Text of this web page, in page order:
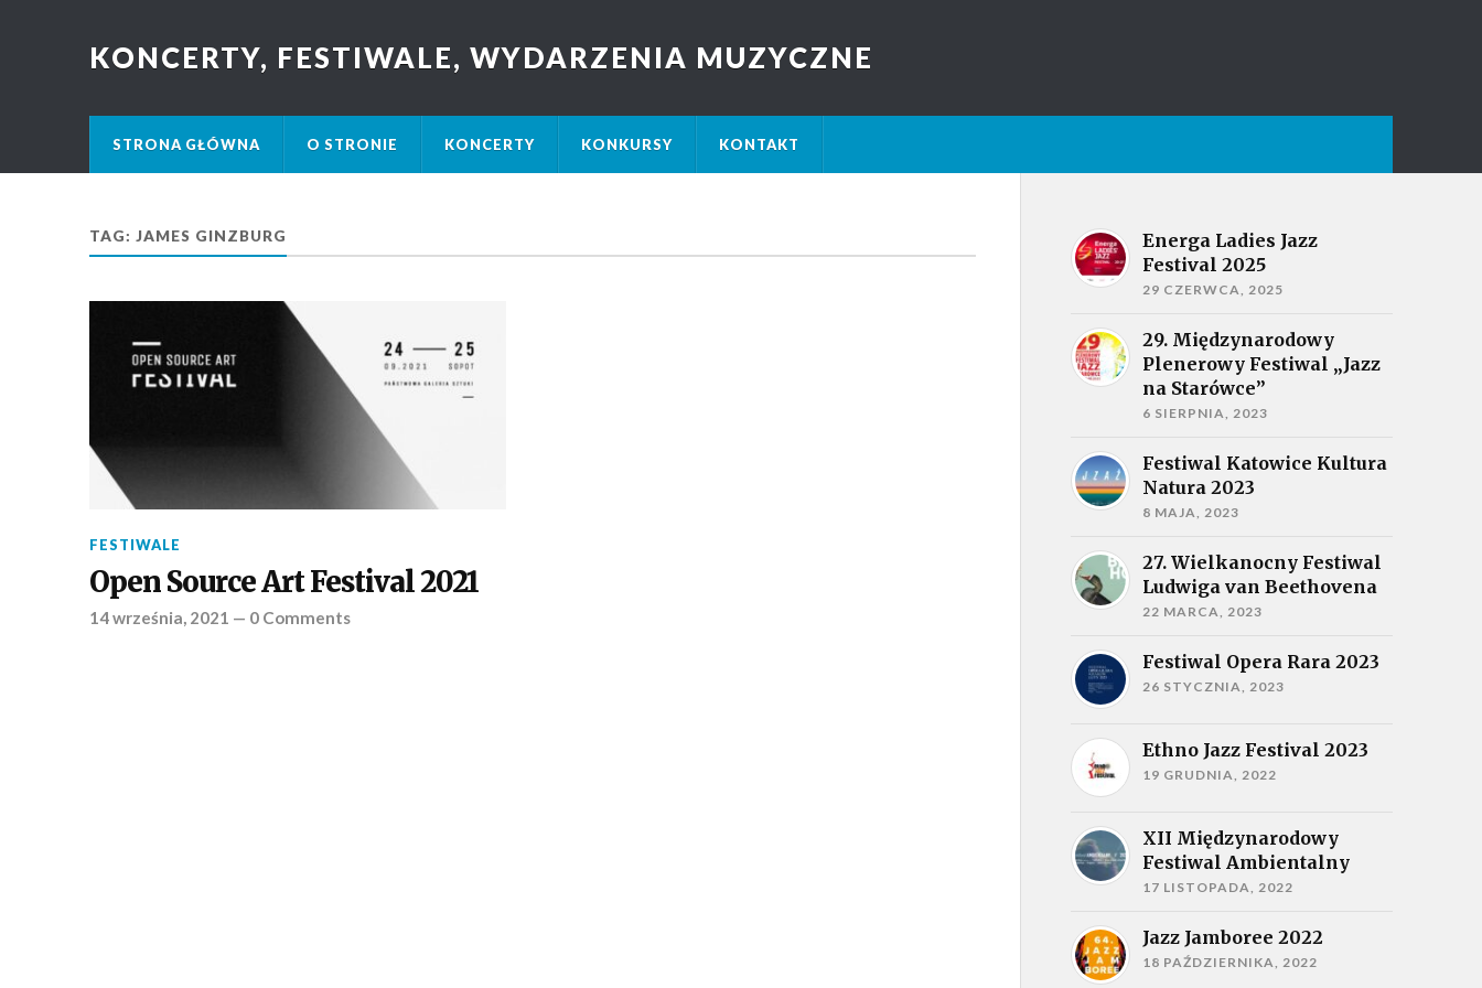
KONCERTY, FESTIWALE, WYDARZENIA MUZYCZNE
STRONA GŁÓWNA O STRONIE KONCERTY KONKURSY KONTAKT
TAG: JAMES GINZBURG
FESTIWALE
Open Source Art Festival 2021
14 września, 2021 — 0 Comments
Energa Ladies Jazz
Festival 2025
29 CZERWCA, 2025
29. Międzynarodowy
Plenerowy Festiwal „Jazz
na Starówce”
6 SIERPNIA, 2023
Festiwal Katowice Kultura
Natura 2023
8 MAJA, 2023
27. Wielkanocny Festiwal
Ludwiga van Beethovena
22 MARCA, 2023
Festiwal Opera Rara 2023
26 STYCZNIA, 2023
Ethno Jazz Festival 2023
19 GRUDNIA, 2022
XII Międzynarodowy
Festiwal Ambientalny
17 LISTOPADA, 2022
Jazz Jamboree 2022
18 PAŹDZIERNIKA, 2022